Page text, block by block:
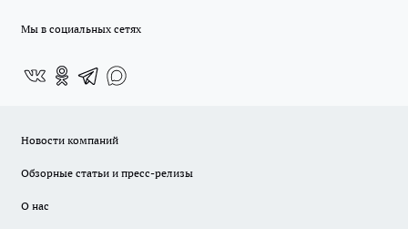
Мы в социальных сетях
Новости компаний
Обзорные статьи и пресс-релизы
О нас